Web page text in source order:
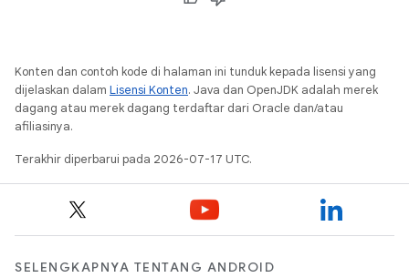
Konten dan contoh kode di halaman ini tunduk kepada lisensi yang
dijelaskan dalam Lisensi Konten. Java dan OpenJDK adalah merek
dagang atau merek dagang terdaftar dari Oracle dan/atau
afiliasinya.
Terakhir diperbarui pada 2026-07-17 UTC.
SELENGKAPNYA TENTANG ANDROID